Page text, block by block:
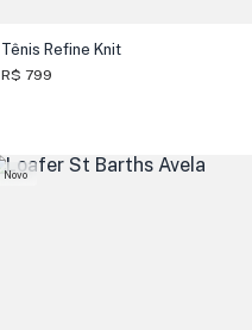
Tênis Refine Knit
R$ 799
Novo